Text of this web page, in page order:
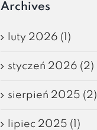
Archives
luty 2026 (1)
styczeń 2026 (2)
sierpień 2025 (2)
lipiec 2025 (1)